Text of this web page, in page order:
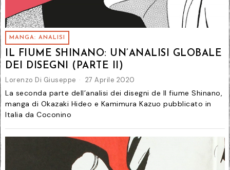
MANGA: ANALISI
IL FIUME SHINANO: UN’ANALISI GLOBALE
DEI DISEGNI (PARTE II)
Lorenzo Di Giuseppe 27 Aprile 2020
La seconda parte dell’analisi dei disegni de Il fiume Shinano,
manga di Okazaki Hideo e Kamimura Kazuo pubblicato in
Italia da Coconino